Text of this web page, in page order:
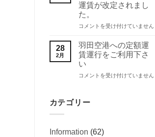
い
ま
す
社
説
明
を
行
い
ま
す
運賃が改定されまし
た。
2026/3/16（月）
り
タ
ク
シ
ー・
ヤ
が
コメントを受け付けていません
28
2月
羽田空港への定額運
賃運行をご利用下さ
い
羽
港
へ
額
コメントを受け付けていません
カテゴリー
Information (62)